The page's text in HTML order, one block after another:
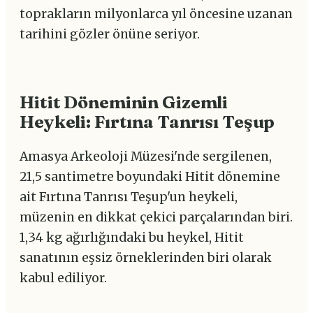
toprakların milyonlarca yıl öncesine uzanan
tarihini gözler önüne seriyor.
Hitit Döneminin Gizemli
Heykeli: Fırtına Tanrısı Teşup
Amasya Arkeoloji Müzesi'nde sergilenen,
21,5 santimetre boyundaki Hitit dönemine
ait Fırtına Tanrısı Teşup'un heykeli,
müzenin en dikkat çekici parçalarından biri.
1,34 kg ağırlığındaki bu heykel, Hitit
sanatının eşsiz örneklerinden biri olarak
kabul ediliyor.